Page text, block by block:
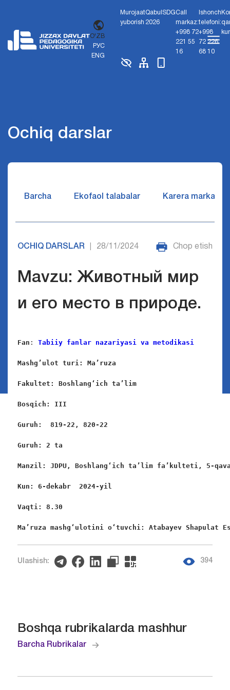
O'ZB
РУС
ENG
Murojaat
yuborish
Qabul
2026
SDGCall
markaz:
+998 72
221 55
16
Ishonch
telefoni:
+998
72 226
68 10
Ochiq darslar
Barcha Ekofaol talabalar Karera markazi
OCHIQ DARSLAR 28/11/2024 Chop etish
Mavzu: Животный мир
и его место в природе.
Fan : Tabiiy fanlar nazariyasi va metodikasi
Mashg’ulot turi: Ma’ruza
Fakultet: Boshlang‘ich ta’lim
Bosqich: III
Guruh:  819-22, 820-22
Guruh: 2 ta
Manzil: JDPU, Boshlang‘ich ta’lim fa’kulteti, 5-
Kun: 6-dekabr  2024-yil
Vaqti: 8.30
Ma’ruza mashgʻulotini oʻtuvchi: Atabayev Shapulat
Ulashish: 394
Boshqa rubrikalarda mashhur
Barcha Rubrikalar